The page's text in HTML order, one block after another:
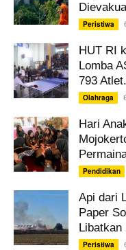
Peristiwa
HUT RI
Lomba
793
Olahraga
Hari
Pendidikan
Api dari
Paper
Libatkan
Peristiwa